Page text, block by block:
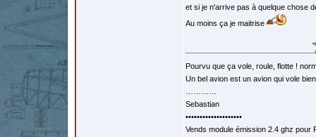
et si je n'arrive pas à quelque chose
Au moins ça je maitrise
Pourvu que ça vole, roule, flotte !
Un bel avion est un avion qui vole
Sebastian
••••••••••••••••••••
Vends module émission 2.4 ghz